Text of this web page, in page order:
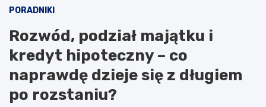
PORADNIKI
Rozwód, podział majątku i
kredyt hipoteczny – co
naprawdę dzieje się z długiem
po rozstaniu?